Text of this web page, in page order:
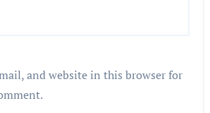
and website in this browser for